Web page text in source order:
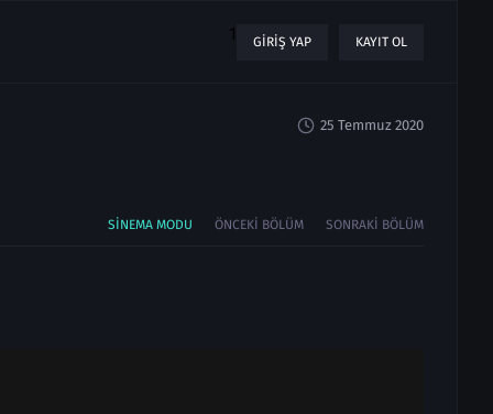
1 GIRIŞ YAP KAYIT OL
25 Temmuz 2020
SINEMA MODU ÖNCEKI BÖLÜM SONRAKI BÖLÜM